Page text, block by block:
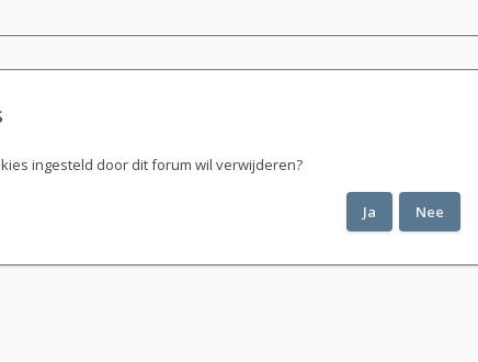
ingesteld door dit forum wil verwijderen?